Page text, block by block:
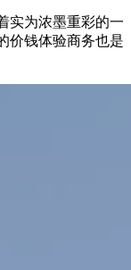
实为浓墨重彩的一
价钱体验商务也是